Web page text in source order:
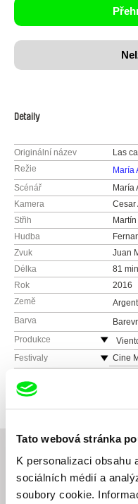
Tato webová stránka
K personalizaci obsahu
sociálních médií a
soubory cookie.
Detaily
Originální název
Las
Režie
María
Scénář
María
Kamera
Cesar
Střih
Hudba
Zvuk
Juan
Délka
81
Rok
2016
Země
Barva
Produkce
Festivaly
Cine
2nd
Film,
21st
Související filmy (20)